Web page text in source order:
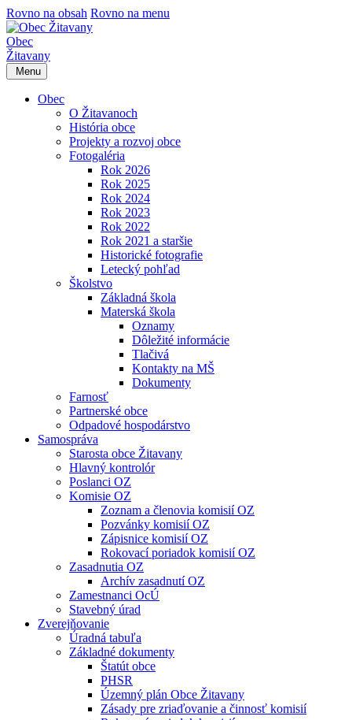
Rovno na obsah Rovno na menu
Obec
Žitavany
Menu
Obec
O Žitavanoch
História obce
Projekty a rozvoj obce
Fotogaléria
Rok 2026
Rok 2025
Rok 2024
Rok 2023
Rok 2022
Rok 2021 a staršie
Historické fotografie
Letecký pohľad
Školstvo
Základná škola
Materská škola
Oznamy
Dôležité informácie
Tlačivá
Kontakty na MŠ
Dokumenty
Farnosť
Partnerské obce
Odpadové hospodárstvo
Samospráva
Starosta obce Žitavany
Hlavný kontrolór
Poslanci OZ
Komisie OZ
Zoznam a členovia komisií OZ
Pozvánky komisií OZ
Zápisnice komisií OZ
Rokovací poriadok komisií OZ
Zasadnutia OZ
Archív zasadnutí OZ
Zamestnanci OcÚ
Stavebný úrad
Zverejňovanie
Úradná tabuľa
Základné dokumenty
Štatút obce
PHSR
Územný plán Obce Žitavany
Zásady pre zriaďovanie a činnosť komisií